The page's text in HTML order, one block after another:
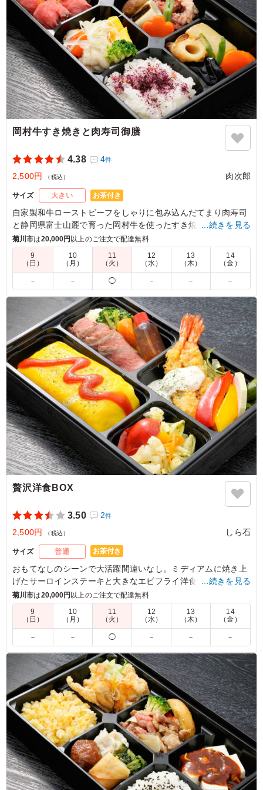
岡村牛すき焼きと肉寿司御膳
4.38 4件
2,500円 （税込） 肉次郎
サイズ 大きい お茶付き
自家製和牛ローストビーフをしゃりに包み込んだてまり肉寿司
と静岡県富士山麓で育った岡村牛を使ったすき焼きの御膳。野
菜もたっぷりで、自然の恵みを感じることができます。肉次郎
は、地元静岡の肉にこだわり作っています。
※焼肉は火を通してご提供をいたします。
肉と魚の主体が2つ、また副菜もしっかり味付けされてお
り、とは言えくどくなく、最初に野菜を召し上がれる方が
多い印象にございました。また野菜を真ん中の位置に置く
のはすごくアリだと思います。
ご利用シーン：－
静岡県浜松市中央区住吉2025/07/24
…続きを見る
菊川市は20,000円 以上のご注文で配達無料
9
（日）
10
（月）
11
（火）
12
（水）
13
（木）
14
（金）
－ － ◯ － － －
贅沢洋食BOX
3.50 2件
2,500円 （税込） しら石
サイズ 普通 お茶付き
おもてなしのシーンで大活躍間違いなし。ミディアムに焼き上
げたサーロインステーキと大きなエビフライ洋食御膳。彩りが
良い副菜もご用意があり、目で見ても楽しめます。ぜひお試し
ください。
…続きを見る
菊川市は20,000円以上のご注文で配達無料
9
（日）
10
（月）
11
（火）
12
（水）
13
（木）
14
（金）
－ － ◯ － － －